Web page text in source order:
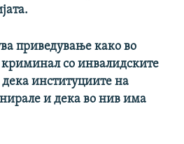
приведување како во
криминал со инвалидските
институциите на
и дека во нив има